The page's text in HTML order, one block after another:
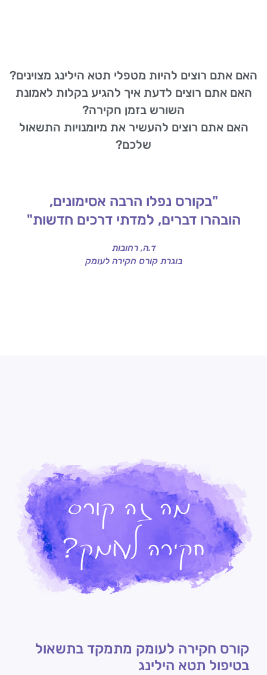
האם אתם רוצים להיות מטפלי תטא הילינג מצוינים?
האם אתם רוצים לדעת איך להגיע בקלות לאמונת
השורש בזמן חקירה?
האם אתם רוצים להעשיר את מיומנויות התשאול
שלכם?
"בקורס נפלו הרבה אסימונים,
הובהרו דברים, למדתי דרכים חדשות"
ד.ה, רחובות
בוגרת קורס חקירה לעומק
קורס חקירה לעומק מתמקד בתשאול
בטיפול תטא הילינג